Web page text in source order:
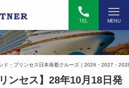
TEL MENU
ド・プリンセス日本発着クルーズ｜2026・2027・
ンセス】28年10月18日発